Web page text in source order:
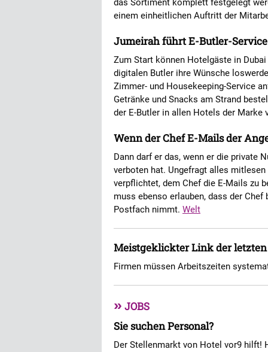
das Sortiment komplett festgelegt
einem einheitlichen Auftritt der
Jumeirah führt E-Butler-
Zum Start können Hotelgäste in
digitalen Butler ihre Wünsche
Zimmer- und Housekeeping-Service
Getränke und Snacks am Strand
der E-Butler in allen Hotels der Marke
Wenn der Chef E-Mails der
Dann darf er das, wenn er die private
verboten hat. Ungefragt alles
verpflichtet, dem Chef die E-Mails zu
muss ebenso erlauben, dass der
Postfach nimmt. Welt
Meistgeklickter Link der letzten
Firmen müssen Arbeitszeiten
» JOBS
Sie suchen Personal?
Der Stellenmarkt von Hotel vor9 hilft!